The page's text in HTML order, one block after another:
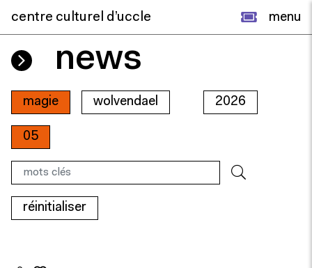
centre culturel d’uccle menu
news
magie wolvendael 2026
05
réinitialiser